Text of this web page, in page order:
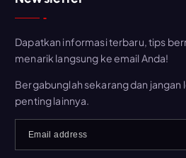
n
u
k
:
Dapatkan informasi terbaru, tips
menarik langsung ke email Anda!
Bergabunglah sekarang dan jangan
penting lainnya.